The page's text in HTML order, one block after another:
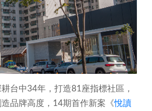
台中34年，打造81座指標社區，
品牌高度，14期首作新案《悅讀